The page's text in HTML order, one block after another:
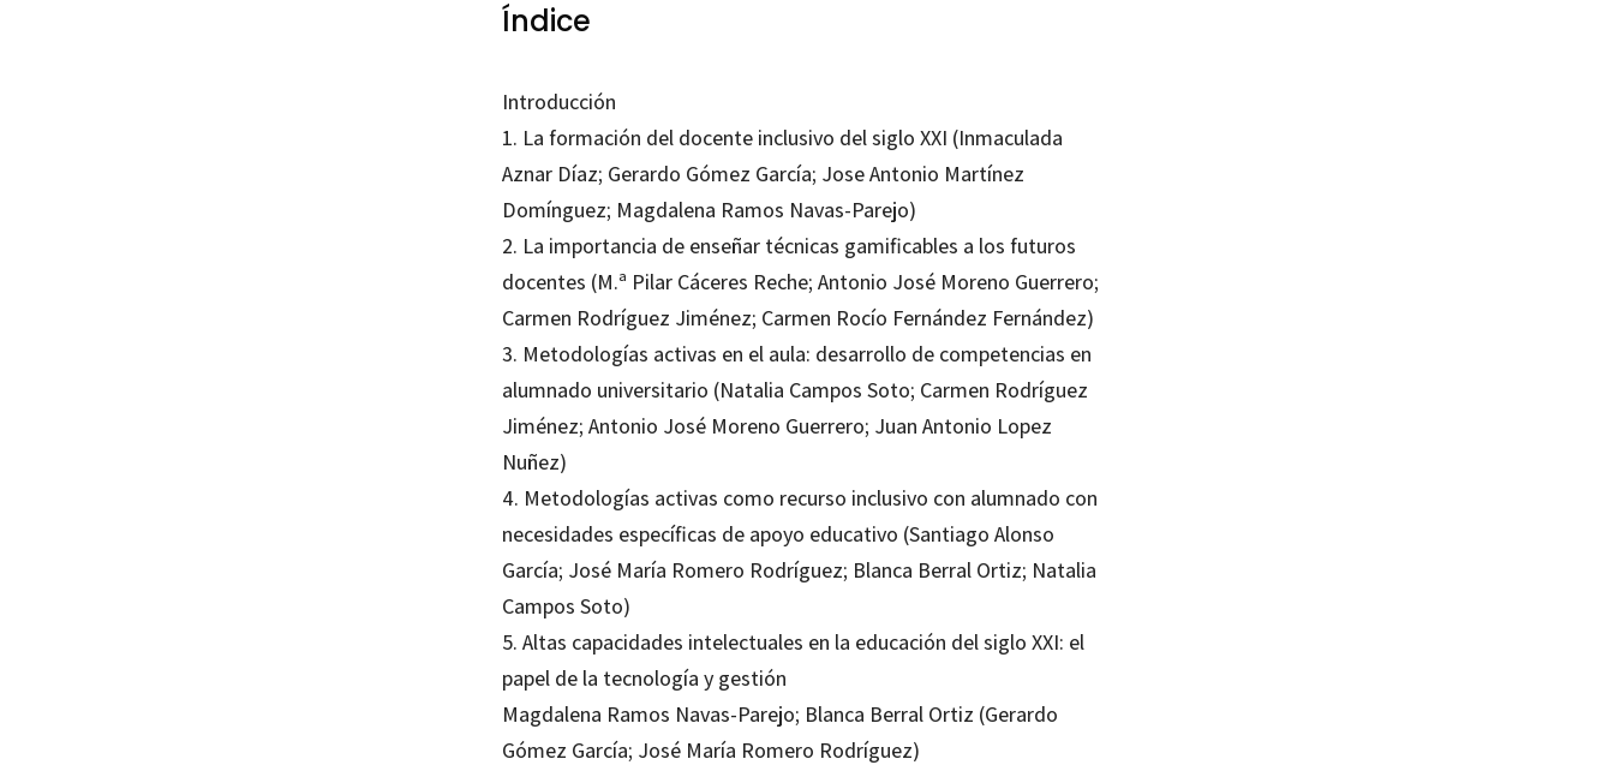
Índice
Introducción
1. La formación del docente inclusivo del siglo XXI (Inmaculada
Aznar Díaz; Gerardo Gómez García; Jose Antonio Martínez
Domínguez; Magdalena Ramos Navas-Parejo)
2. La importancia de enseñar técnicas gamificables a los futuros
docentes (M.ª Pilar Cáceres Reche; Antonio José Moreno Guerrero;
Carmen Rodríguez Jiménez; Carmen Rocío Fernández Fernández)
3. Metodologías activas en el aula: desarrollo de competencias en
alumnado universitario (Natalia Campos Soto; Carmen Rodríguez
Jiménez; Antonio José Moreno Guerrero; Juan Antonio Lopez
Nuñez)
4. Metodologías activas como recurso inclusivo con alumnado con
necesidades específicas de apoyo educativo (Santiago Alonso
García; José María Romero Rodríguez; Blanca Berral Ortiz; Natalia
Campos Soto)
5. Altas capacidades intelectuales en la educación del siglo XXI: el
papel de la tecnología y gestión
Magdalena Ramos Navas-Parejo; Blanca Berral Ortiz (Gerardo
Gómez García; José María Romero Rodríguez)